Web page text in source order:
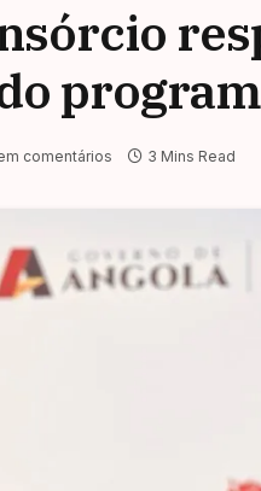
comentários 3 Mins Read